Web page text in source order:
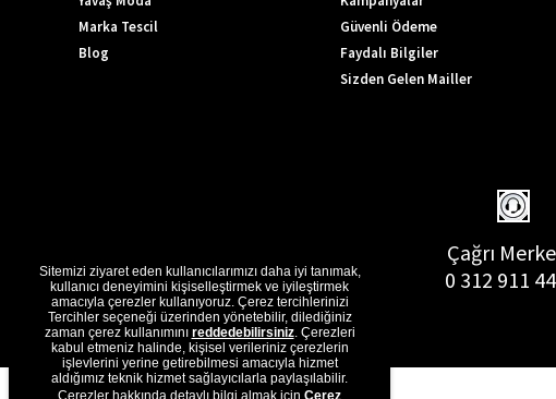
Marka Tescil
Blog
Güvenli Ödeme
Faydalı Bilgiler
Sizden Gelen Mailler
Çağrı
0 312 911
Sitemizi ziyaret eden kullanıcılarımızı daha iyi tanımak,
kullanıcı deneyimini kişiselleştirmek ve iyileştirmek
amacıyla çerezler kullanıyoruz. Çerez tercihlerinizi
Tercihler seçeneği üzerinden yönetebilir, dilediğiniz
zaman çerez kullanımını reddedebilirsiniz. Çerezleri
kabul etmeniz halinde, kişisel verileriniz çerezlerin
işlevlerini yerine getirebilmesi amacıyla hizmet
aldığımız teknik hizmet sağlayıcılarla paylaşılabilir.
Çerezler hakkında detaylı bilgi almak için Çerez